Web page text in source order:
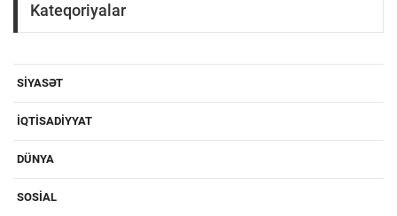
Kateqoriyalar
SIYASƏT
IQTISADIYYAT
DÜNYA
SOSIAL